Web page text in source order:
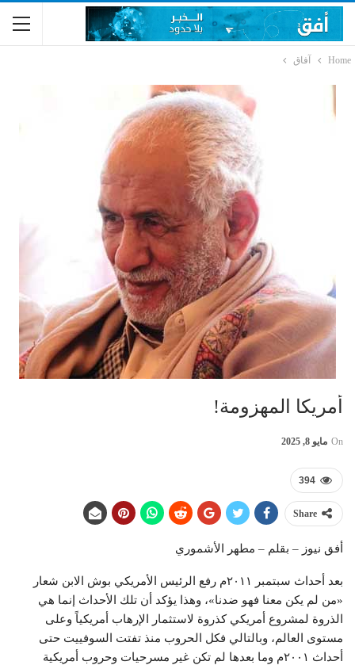
Home آفاق
أمريكا المهزومة!
On مايو 8, 2025
394
Share
أفق نيوز – بقلم – مطهر الأشموري
بعد أحداث سبتمبر ٢٠١١م رفع الرئيس الأمريكي بوش الابن شعار
«من لم يكن معنا فهو ضدنا»، وهذا يؤكد أن تلك الأحداث إنما هي
الذروة لمشروع أمريكي كذروة لاستثمار الإرهاب أمريكياً وعلى
مستوى العالم، وبالتالي فكل الحروب منذ تفتت السوفييت حتى
أحداث ٢٠٠١م وما بعدها لم تكن غير مسرحيات وحروب أمريكية